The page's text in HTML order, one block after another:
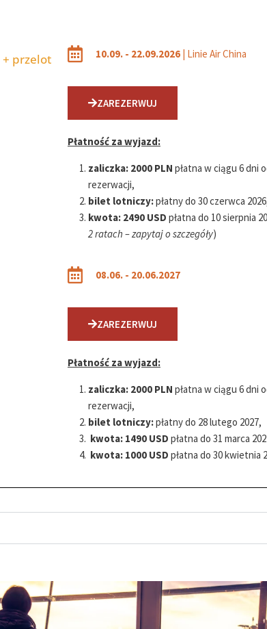
+ przelot
10.09. - 22.09.2026 | Linie Air China
ZAREZERWUJ
Płatność za wyjazd:
zaliczka: 2000 PLN płatna w ciągu 6 dni
rezerwacji,
bilet lotniczy:płatny do 30 czerwca
kwota: 2490 USD płatna do 10 sierpnia
2 ratach – zapytaj o szczegóły)
08.06. - 20.06.2027
ZAREZERWUJ
Płatność za wyjazd:
zaliczka: 2000 PLN płatna w ciągu 6 dni
rezerwacji,
bilet lotniczy:płatny do 28 lutego 2027,
kwota: 1490 USD płatna do 31 marca
kwota: 1000 USD płatna do 30 kwietnia